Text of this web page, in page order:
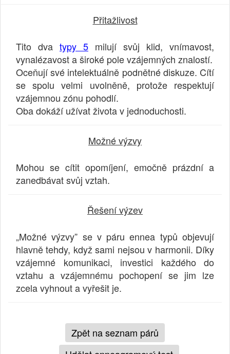
Přitažlivost
Tito dva typy 5 milují svůj klid, vnímavost,
vynalézavost a široké pole vzájemných znalostí.
Oceňují své intelektuálně podnětné diskuze. Cítí
se spolu velmi uvolněně, protože respektují
vzájemnou zónu pohodlí.
Oba dokáží užívat života v jednoduchosti.
Možné výzvy
Mohou se cítit opomíjení, emočně prázdní a
zanedbávat svůj vztah.
Řešení výzev
„Možné výzvy” se v páru ennea typů objevují
hlavně tehdy, když sami nejsou v harmonii. Díky
vzájemné komunikaci, investici každého do
vztahu a vzájemnému pochopení se jim lze
zcela vyhnout a vyřešit je.
Zpět na seznam párů